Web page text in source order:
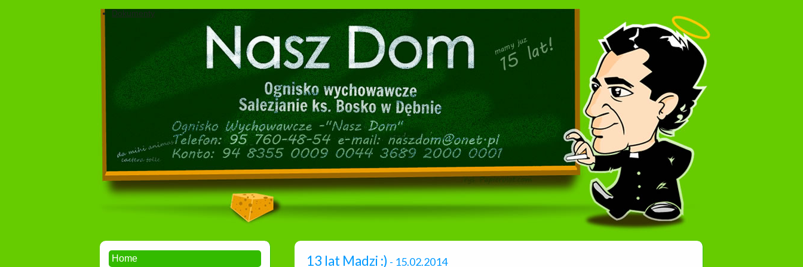
Dokumenty
Home 13 lat Madzi :) - 15.02.2014